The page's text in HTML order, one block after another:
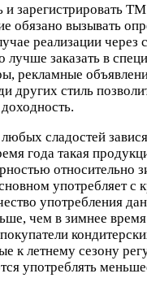
и зарегистрировать
обязано вызывать
реализации через
лучше заказать в
рекламные
других стиль
сладостей
года такая
относительно
употребляет с
употребления
чем в зимнее
к летнему сезону
употреблять